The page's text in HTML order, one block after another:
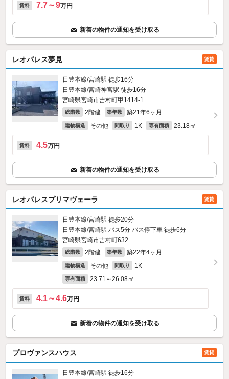
賃料 7.7～9万円
新着の物件の通知を受け取る
レオパレス夢見 賃貸
日豊本線/宮崎駅 徒歩16分
日豊本線/宮崎神宮駅 徒歩16分
宮崎県宮崎市吉村町甲1414‐1
総階数 2階建 築年数 築21年6ヶ月
建物構造 その他 間取り 1K 専有面積 23.18㎡
賃料 4.5万円
新着の物件の通知を受け取る
レオパレスプリマヴェーラ 賃貸
日豊本線/宮崎駅 徒歩20分
日豊本線/宮崎駅 バス5分 バス停下車 徒歩6分
宮崎県宮崎市吉村町632
総階数 2階建 築年数 築22年4ヶ月
建物構造 その他 間取り 1K
専有面積 23.71～26.08㎡
賃料 4.1～4.6万円
新着の物件の通知を受け取る
プロヴァンスハウス 賃貸
日豊本線/宮崎駅 徒歩16分